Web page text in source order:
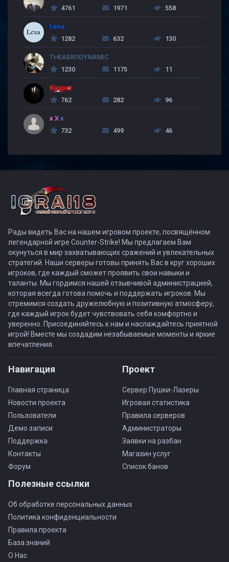
4761
1971 558
Lexa
1282
632 130
THEAERODYNAMIC
1230
1175 11
Kasper
762
282 96
x X x
732
499 46
Рады видеть Вас на нашем игровом проекте, посвящённом
легендарной игре Counter-Strike! Мы предлагаем Вам
окунуться в мир захватывающих сражений и увлекательных
стратегий. Наши серверы готовы принять Вас в круг хороших
игроков, где каждый сможет проявить свои навыки и
таланты. Мы гордимся нашей отзывчивой администрацией,
которая всегда готова помочь и поддержать игроков. Мы
стремимся создать дружелюбную и позитивную атмосферу,
где каждый игрок будет чувствовать себя комфортно и
уверенно. Присоединяйтесь к нам и наслаждайтесь приятной
игрой! Вместе мы создадим незабываемые моменты и яркие
впечатления.
Навигация
Главная страница
Новости проекта
Пользователи
Демо записи
Поддержка
Контакты
Форум
Проект
Сервер Пушки-Лазеры
Игровая статистика
Правила серверов
Администраторы
Заявки на разбан
Магазин услуг
Список банов
Полезные ссылки
Об обработке персональных данных
Политика конфиденциальности
Правила проекта
База знаний
О Нас